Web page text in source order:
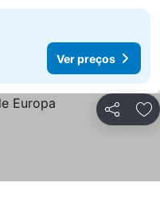
Ver preços
Partilhar